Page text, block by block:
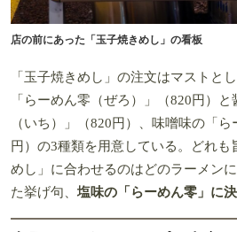
店の前にあった「玉子焼きめし」の看板
「玉子焼きめし」の注文はマストと
「らーめん零（ぜろ）」（820円）
（いち）」（820円）、味噌味の「
円）の3種類を用意している。どれも
めし」に合わせるのはどのラーメン
た挙げ句、 塩味の「らーめん零」に